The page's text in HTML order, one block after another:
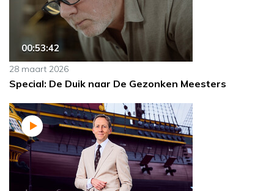
00:53:42
28 maart 2026
Special: De Duik naar De Gezonken Meesters